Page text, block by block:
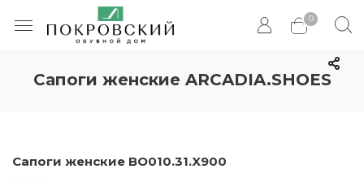
0
Сапоги женские ARCADIA.SHOES
Сапоги женские BO010.31.X900